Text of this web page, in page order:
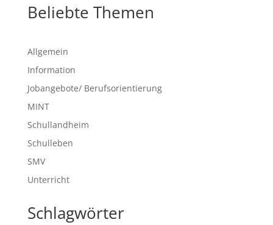
Beliebte Themen
Allgemein
Information
Jobangebote/ Berufsorientierung
MINT
Schullandheim
Schulleben
SMV
Unterricht
Schlagwörter